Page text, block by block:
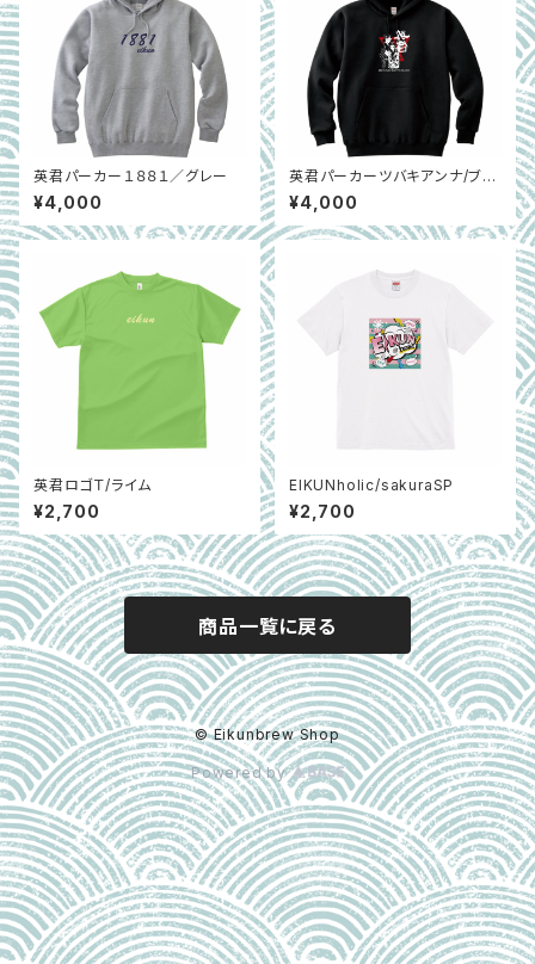
英君パーカー１８８１／グレー
¥4,000
英君パーカーツバキアンナ/ブラ
ック
¥4,000
英君ロゴＴ/ライム
¥2,700
EIKUNholic/sakuraSP
¥2,700
商品一覧に戻る
© Eikunbrew Shop
Powered by